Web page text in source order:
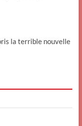
la terrible nouvelle